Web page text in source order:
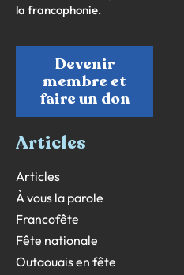
la francophonie.
Devenir
membre et
faire un don
Articles
Articles
À vous la parole
Francofête
Fête nationale
Outaouais en fête